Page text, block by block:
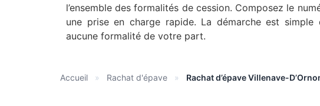
l’ensemble des formalités de cession. Composez le
une prise en charge rapide. La démarche est simple
aucune formalité de votre part.
Accueil » Rachat d'épave » Rachat d’épave Villenave-